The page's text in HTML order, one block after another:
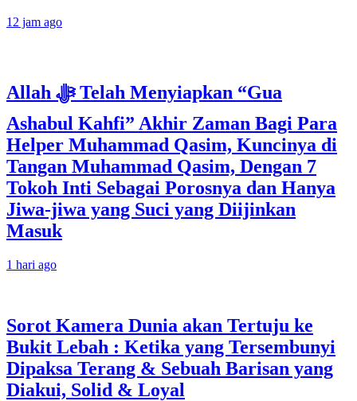
12 jam ago
Allah ﷻ Telah Menyiapkan “Gua
Ashabul Kahfi” Akhir Zaman Bagi Para
Helper Muhammad Qasim, Kuncinya di
Tangan Muhammad Qasim, Dengan 7
Tokoh Inti Sebagai Porosnya dan Hanya
Jiwa-jiwa yang Suci yang Diijinkan
Masuk
1 hari ago
Sorot Kamera Dunia akan Tertuju ke
Bukit Lebah : Ketika yang Tersembunyi
Dipaksa Terang & Sebuah Barisan yang
Diakui, Solid & Loyal